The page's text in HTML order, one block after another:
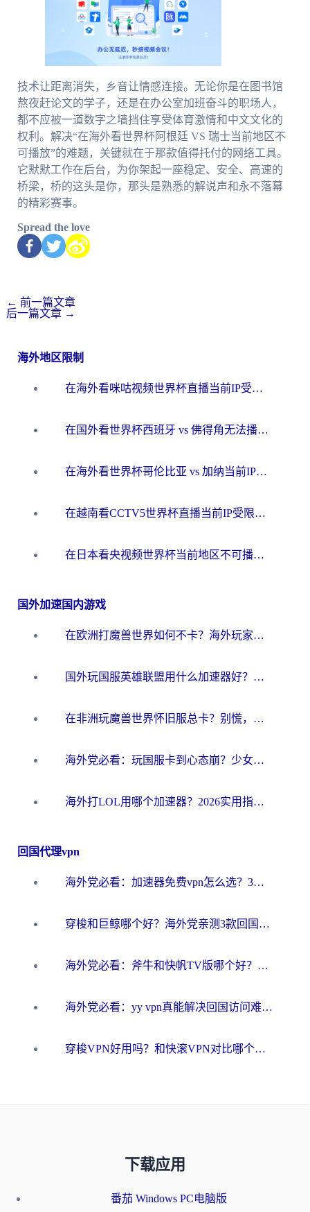
技术让距离消失，乡音让情感连接。无论你是在图书馆
熬夜赶论文的学子，还是在办公室加班奋斗的职场人，
都不应被一道数字之墙挡住享受体育激情和中文文化的
权利。解决“在海外看世界杯阿根廷 VS 瑞士当前地区不
可播放”的难题，关键就在于那款值得托付的网络工具。
它默默工作在后台，为你架起一座稳定、安全、高速的
桥梁，桥的这头是你，那头是熟悉的解说声和永不落幕
的精彩赛事。
Spread the love
← 前一篇文章
后一篇文章 →
海外地区限制
在海外看咪咕视频世界杯直播当前IP受限制？这篇指南帮你搞定所有体育赛事观看难题
在国外看世界杯西班牙 vs 佛得角无法播放？这篇指南帮你解锁所有中文体育直播
在海外看世界杯哥伦比亚 vs 加纳当前IP受限制？这篇指南帮你流畅看中文解说赛事
在越南看CCTV5世界杯直播当前IP受限制？海外党体育观赛终极指南来了
在日本看央视频世界杯当前地区不可播放？海外党体育观赛终极指南
国外加速国内游戏
在欧洲打魔兽世界如何不卡？海外玩家的国服游戏加速终极攻略
国外玩国服英雄联盟用什么加速器好？海外党亲测有效的国服游戏加速指南
在非洲玩魔兽世界怀旧服总卡？别慌，这份指南帮你丝滑开荒
海外党必看：玩国服卡到心态崩？少女前线云图计划加速器免费推荐+碧蓝航线足球世界流畅攻略
海外打LOL用哪个加速器？2026实用指南：从延迟到设备适配，一篇解决你的国服游戏痛点
回国代理vpn
海外党必看：加速器免费vpn怎么选？3步教你无缝访问国内资源
穿梭和巨鲸哪个好？海外党亲测3款回国加速器，教你避开90%的坑
海外党必看：斧牛和快帆TV版哪个好？3分钟选对回国加速器，无缝刷B站、追热剧
海外党必看：yy vpn真能解决回国访问难题？附云极initap测评+免费方案对比
穿梭VPN好用吗？和快滚VPN对比哪个回国效果更好？海外党选回国加速器必看指南
下载应用
番茄 Windows PC电脑版